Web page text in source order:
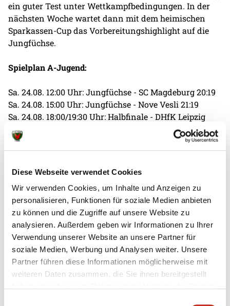
Diese Webseite verwendet Cookies
Wir verwenden Cookies, um Inhalte und Anzeigen zu
personalisieren, Funktionen für soziale Medien anbieten
zu können und die Zugriffe auf unsere Website zu
analysieren. Außerdem geben wir Informationen zu Ihrer
Verwendung unserer Website an unsere Partner für
soziale Medien, Werbung und Analysen weiter. Unsere
Partner führen diese Informationen möglicherweise mit
weiteren Daten zusammen, die Sie ihnen bereitgestellt
ein guter Test unter Wettkampfbedingungen. In der
nächsten Woche wartet dann mit dem heimischen
Sparkassen-Cup das Vorbereitungshighlight auf die
Jungfüchse.
Spielplan A-Jugend:
Sa. 24.08. 12:00 Uhr: Jungfüchse - SC Magdeburg 20:19
Sa. 24.08. 15:00 Uhr: Jungfüchse - Nove Vesli 21:19
Sa. 24.08. 18:00/19:30 Uhr: Halbfinale - DHfK Leipzig
22:18
So. 25.08. 12:00 Uhr: Finale - SC Magdeburg 33:20
Sa. 24.08. 13:30 Uhr: Jungfüchse - Nove Vesli 20:12
Sa. 24.08. 16:30 Uhr: Jungfüchse - SC Magdeburg 15:17
Sa. 24.08. 18:00/19:30 Uhr: Halbfinale - VfL Potsdam
18:23
So. 25.08. 12:00 Uhr: Kleines Finale
Spielplan C-Jugend: